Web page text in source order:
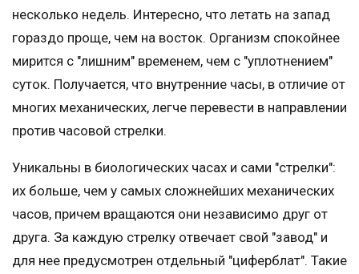
несколько недель. Интересно, что летать на запад
гораздо проще, чем на восток. Организм спокойнее
мирится с "лишним" временем, чем с "уплотнением"
суток. Получается, что внутренние часы, в отличие от
многих механических, легче перевести в направлении
против часовой стрелки.
Уникальны в биологических часах и сами "стрелки":
их больше, чем у самых сложнейших механических
часов, причем вращаются они независимо друг от
друга. За каждую стрелку отвечает свой "завод" и
для нее предусмотрен отдельный "циферблат". Такие